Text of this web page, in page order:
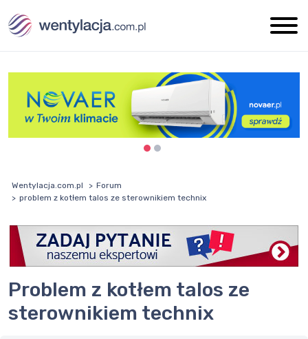
Wentylacja.com.pl
Forum
problem z kotłem talos ze sterownikiem technix
problem z kotłem talos ze
sterownikiem technix